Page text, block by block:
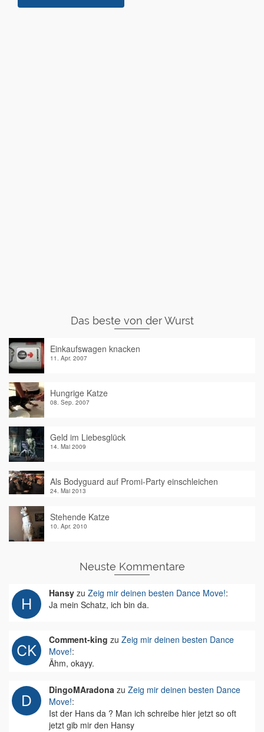
Das beste von der Wurst
Einkaufswagen knacken
11. Apr. 2007
Hungrige Katze
08. Sep. 2007
Geld im Liebesglück
14. Mai 2009
Als Bodyguard auf Promi-Party einschleichen
24. Mai 2013
Stehende Katze
10. Apr. 2010
Neuste Kommentare
Hansy zu Zeig mir deinen besten Dance Move!:
Ja mein Schatz, ich bin da.
Comment-king zu Zeig mir deinen besten Dance
Move!:
Ähm, okayy.
DingoMAradona zu Zeig mir deinen besten Dance
Move!:
Ist der Hans da ? Man ich schreibe hier jetzt so oft
jetzt gib mir den Hansy